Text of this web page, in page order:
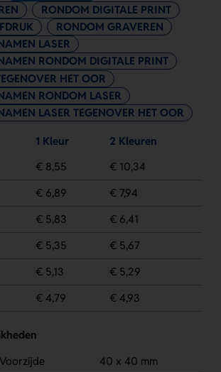
RONDOM DIGITALE PRINT
RONDOM GRAVEREN
LASER
RONDOM DIGITALE PRINT
HET OOR
RONDOM LASER
LASER TEGENOVER HET OOR
1 Kleur
2 Kleuren
€ 8,55
€ 10,34
€ 6,89
€ 7,94
€ 5,83
€ 6,41
€ 5,35
€ 5,67
€ 5,13
€ 5,29
€ 4,79 € 4,93
Voorzijde
40 x 40 mm